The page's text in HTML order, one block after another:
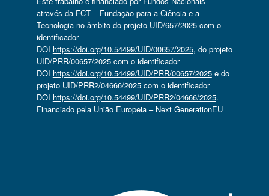
através da FCT – Fundação para a Ciência e a
Tecnologia no âmbito do projeto UID/657/2025 com o
identificador
DOI https://doi.org/10.54499/UID/00657/2025, do projeto
UID/PRR/00657/2025 com o identificador
DOI https://doi.org/10.54499/UID/PRR/00657/2025e do
projeto UID/PRR2/04666/2025 com o identificador
DOI https://doi.org/10.54499/UID/PRR2/04666/2025.
Financiado pela União Europeia – Next GenerationEU